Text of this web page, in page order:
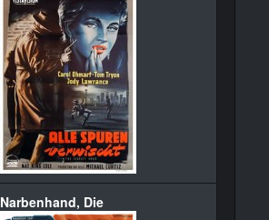
Narbenhand, Die